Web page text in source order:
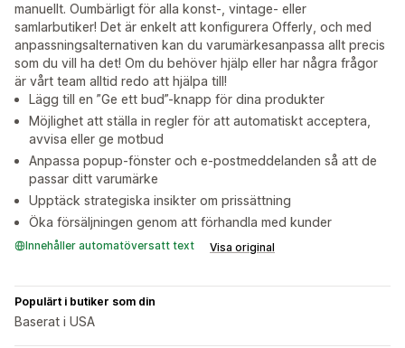
manuellt. Oumbärligt för alla konst-, vintage- eller
samlarbutiker! Det är enkelt att konfigurera Offerly, och med
anpassningsalternativen kan du varumärkesanpassa allt precis
som du vill ha det! Om du behöver hjälp eller har några frågor
är vårt team alltid redo att hjälpa till!
Lägg till en ”Ge ett bud”-knapp för dina produkter
Möjlighet att ställa in regler för att automatiskt acceptera,
avvisa eller ge motbud
Anpassa popup-fönster och e-postmeddelanden så att de
passar ditt varumärke
Upptäck strategiska insikter om prissättning
Öka försäljningen genom att förhandla med kunder
Innehåller automatöversatt text Visa original
Populärt i butiker som din
Baserat i USA